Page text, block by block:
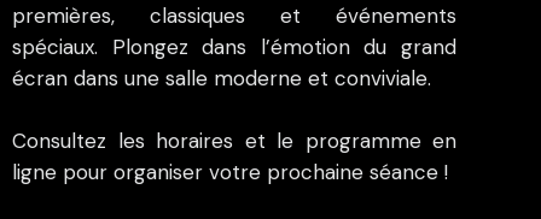
premières, classiques et événements
spéciaux. Plongez dans l’émotion du grand
écran dans une salle moderne et conviviale.
Consultez les horaires et le programme en
ligne pour organiser votre prochaine séance !